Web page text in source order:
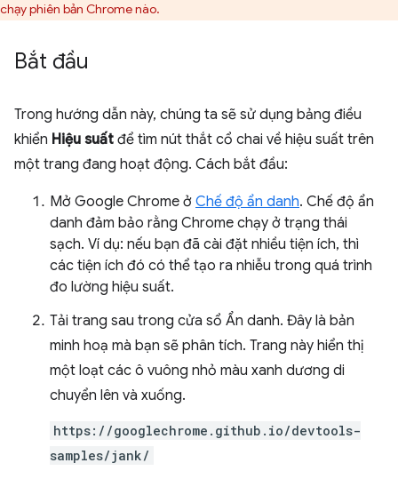
chạy phiên bản Chrome nào.
Bắt đầu
Trong hướng dẫn này, chúng ta sẽ sử dụng bảng điều
khiển Hiệu suất để tìm nút thắt cổ chai về hiệu suất trên
một trang đang hoạt động. Cách bắt đầu:
Mở Google Chrome ở Chế độ ẩn danh. Chế độ ẩn
danh đảm bảo rằng Chrome chạy ở trạng thái
sạch. Ví dụ: nếu bạn đã cài đặt nhiều tiện ích, thì
các tiện ích đó có thể tạo ra nhiễu trong quá trình
đo lường hiệu suất.
Tải trang sau trong cửa sổ Ẩn danh. Đây là bản
minh hoạ mà bạn sẽ phân tích. Trang này hiển thị
một loạt các ô vuông nhỏ màu xanh dương di
chuyển lên và xuống.
https://googlechrome.github.io/devtools-
samples/jank/